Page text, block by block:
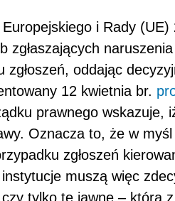
i Rady
zgłaszających
zgłoszeń, oddając
12 kwietnia br.
prawnego wskazuje,
Oznacza to, że w
zgłoszeń
muszą więc
czy tylko te jawne – która